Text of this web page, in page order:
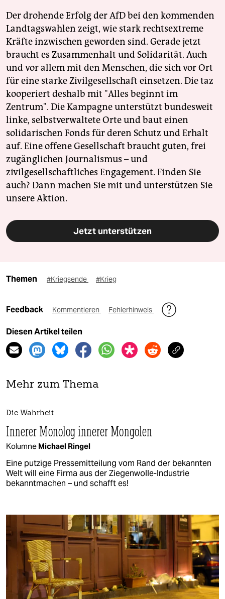
Der drohende Erfolg der AfD bei den kommenden
Landtagswahlen zeigt, wie stark rechtsextreme
Kräfte inzwischen geworden sind. Gerade jetzt
braucht es Zusammenhalt und Solidarität. Auch
und vor allem mit den Menschen, die sich vor Ort
für eine starke Zivilgesellschaft einsetzen. Die taz
kooperiert deshalb mit "Alles beginnt im
Zentrum". Die Kampagne unterstützt bundesweit
linke, selbstverwaltete Orte und baut einen
solidarischen Fonds für deren Schutz und Erhalt
auf. Eine offene Gesellschaft braucht guten, frei
zugänglichen Journalismus – und
zivilgesellschaftliches Engagement. Finden Sie
auch? Dann machen Sie mit und unterstützen Sie
unsere Aktion.
Jetzt unterstützen
Themen #Kriegsende #Krieg
Feedback Kommentieren Fehlerhinweis
Diesen Artikel teilen
Mehr zum Thema
Die Wahrheit
Innerer Monolog innerer Mongolen
Kolumne Michael Ringel
Eine putzige Pressemitteilung vom Rand der bekannten
Welt will eine Firma aus der Ziegenwolle-Industrie
bekanntmachen – und schafft es!